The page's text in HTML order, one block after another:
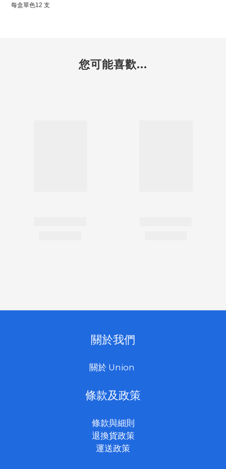
每盒單色12 支
您可能喜歡...
關於我們
關於 Union
條款及政策
條款與細則
退換貨政策
運送政策